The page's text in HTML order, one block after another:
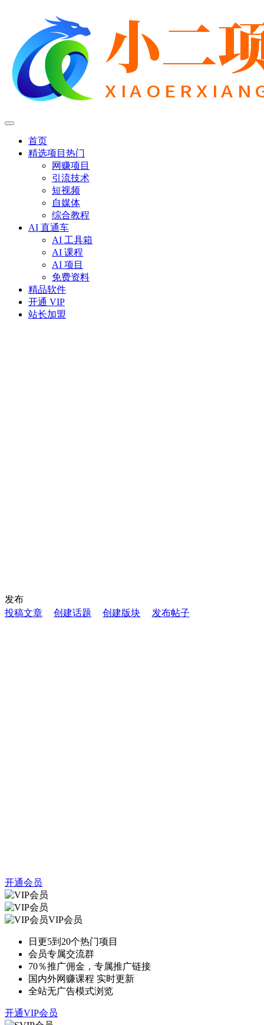
首页
精选项目 热门
网赚项目
引流技术
短视频
自媒体
综合教程
AI 直通车
AI 工具箱
AI 课程
AI 项目
免费资料
精品软件
开通 VIP
站长加盟
发布
投稿文章
创建话题 创建版块 发布帖子
开通会员
VIP会员
日更5到20个热门项目
会员专属交流群
70％推广佣金，专属推广链接
国内外网赚课程 实时更新
全站无广告模式浏览
开通VIP会员